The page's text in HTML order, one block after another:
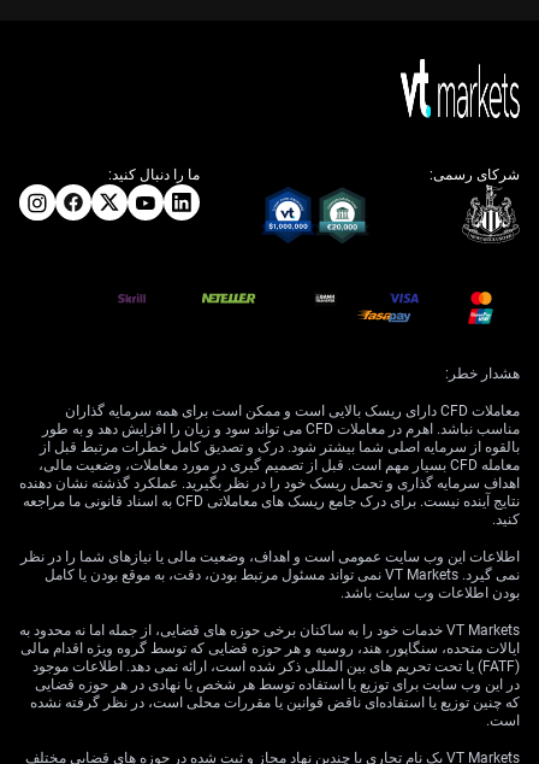
ما را دنبال کنید: شرکای رسمی:
هشدار خطر:
معاملات CFD دارای ریسک بالایی است و ممکن است برای همه سرمایه گذاران
مناسب نباشد. اهرم در معاملات CFD می تواند سود و زیان را افزایش دهد و به طور
بالقوه از سرمایه اصلی شما بیشتر شود. درک و تصدیق کامل خطرات مرتبط قبل از
معامله CFD بسیار مهم است. قبل از تصمیم گیری در مورد معاملات، وضعیت مالی،
اهداف سرمایه گذاری و تحمل ریسک خود را در نظر بگیرید. عملکرد گذشته نشان دهنده
نتایج آینده نیست. برای درک جامع ریسک های معاملاتی CFD به اسناد قانونی ما مراجعه
کنید.
اطلاعات این وب سایت عمومی است و اهداف، وضعیت مالی یا نیازهای شما را در نظر
نمی گیرد. VT Markets نمی تواند مسئول مرتبط بودن، دقت، به موقع بودن یا کامل
بودن اطلاعات وب سایت باشد.
VT Markets خدمات خود را به ساکنان برخی حوزه های قضایی، از جمله اما نه محدود به
ایالات متحده، سنگاپور، هند، روسیه و هر حوزه قضایی که توسط گروه ویژه اقدام مالی
(FATF) یا تحت تحریم های بین المللی ذکر شده است، ارائه نمی دهد. اطلاعات موجود
در این وب سایت برای توزیع یا استفاده توسط هر شخص یا نهادی در هر حوزه قضایی
که چنین توزیع یا استفاده‌ای ناقض قوانین یا مقررات محلی است، در نظر گرفته نشده
است.
VT Markets یک نام تجاری با چندین نهاد مجاز و ثبت شده در حوزه های قضایی مختلف